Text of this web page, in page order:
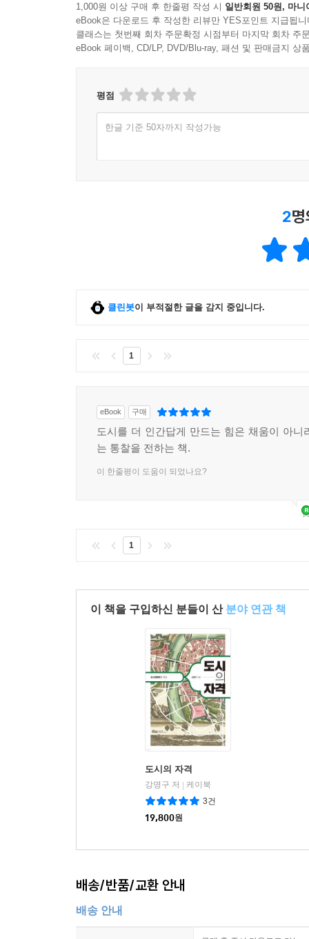
1,000원 이상 구매 후 한줄평 작성 시 일반회원 50원, 마니
eBook은 다운로드 후 작성한 리뷰만 YES포인트 지급됩니
클래스는 첫번째 회차 주문확정 시점부터 마지막 회차 주
eBook 페이백, CD/LP, DVD/Blu-ray, 패션 및 판매금지 상
평점
한글 기준 50자까지 작성가능
2
클린봇이 부적절한 글을 감지 중입니다.
1
eBook 구매
도시를 더 인간답게 만드는 힘은 채움이 아니
는 통찰을 전하는 책.
이 한줄평이 도움이 되었나요?
1
이 책을 구입하신 분들이 산 분야 연관 책
도시의 자격
강명구 저 | 케이북
3건
19,800원
배송/반품/교환 안내
배송 안내